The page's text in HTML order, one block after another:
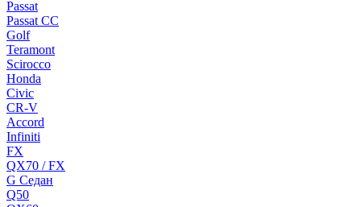
Passat
Passat CC
Golf
Teramont
Scirocco
Honda
Civic
CR-V
Accord
Infiniti
FX
QX70 / FX
G Cедан
Q50